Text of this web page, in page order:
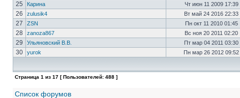
25
Карина Чт июн 11 2009 17:39
26
zulusik4 Вт май 24 2016 22:33
27
ZSN Пн окт 11 2010 01:45
28
zanoza867 Вс ноя 20 2011 02:20
29
Ульяновский В.В. Пт мар 04 2011 03:30
30
yurok Пн мар 26 2012 09:52
Страница 1 из 17 [ Пользователей: 488 ]
Список форумов